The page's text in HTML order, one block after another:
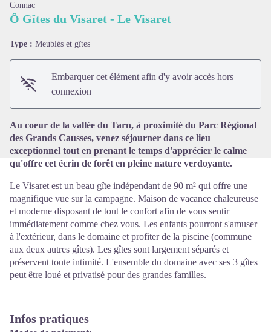
Voir l'image en plein écran
Connac
Ô Gîtes du Visaret - Le Visaret
Type : Meublés et gîtes
Embarquer cet élément afin d'y avoir accès hors
connexion
Au coeur de la vallée du Tarn, à proximité du Parc Régional
des Grands Causses, venez séjourner dans ce lieu
exceptionnel tout en prenant le temps d'apprécier le calme
qu'offre cet écrin de forêt en pleine nature verdoyante.
Le Visaret est un beau gîte indépendant de 90 m² qui offre une
magnifique vue sur la campagne. Maison de vacance chaleureuse
et moderne disposant de tout le confort afin de vous sentir
immédiatement comme chez vous. Les enfants pourront s'amuser
à l'extérieur, dans le domaine et profiter de la piscine (commune
aux deux autres gîtes). Les gîtes sont largement séparés et
préservent toute intimité. L'ensemble du domaine avec ses 3 gîtes
peut être loué et privatisé pour des grandes familles.
Infos pratiques